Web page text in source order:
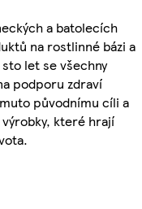
a batolecích
na rostlinné bázi a
let se všechny
podporu zdraví
původnímu cíli a
které hrají